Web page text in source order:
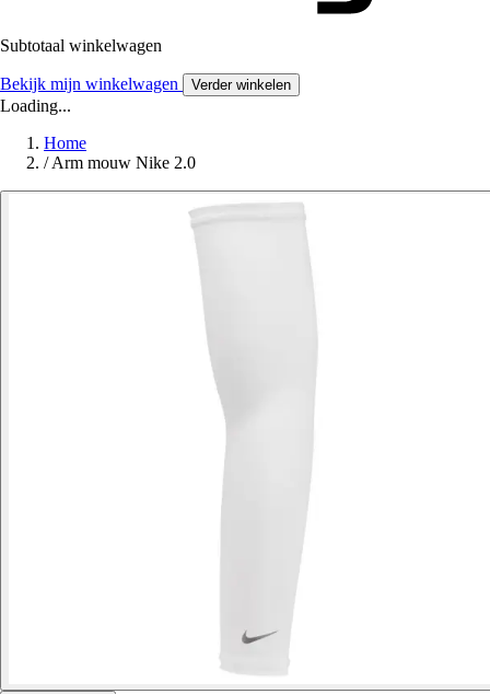
Subtotaal winkelwagen
Bekijk mijn winkelwagen Verder winkelen
Loading...
Home
/ Arm mouw Nike 2.0